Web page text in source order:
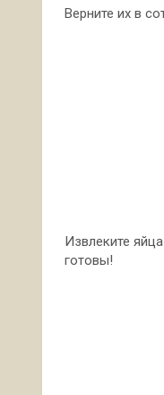
Верните их в
Извлеките
готовы!